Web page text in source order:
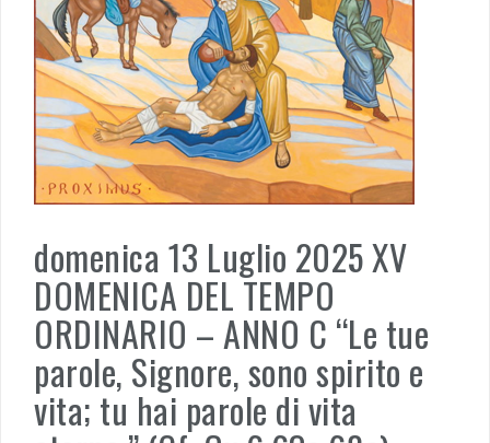
domenica 13 Luglio 2025 XV
DOMENICA DEL TEMPO
ORDINARIO – ANNO C “Le tue
parole, Signore, sono spirito e
vita; tu hai parole di vita